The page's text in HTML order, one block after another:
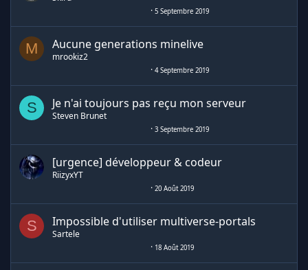
5 Septembre 2019
M Aucune generations minelive
mrookiz2
4 Septembre 2019
S Je n'ai toujours pas reçu mon serveur
Steven Brunet
3 Septembre 2019
[urgence] développeur & codeur
RiizyxYT
20 Août 2019
S Impossible d'utiliser multiverse-portals
Sartele
18 Août 2019